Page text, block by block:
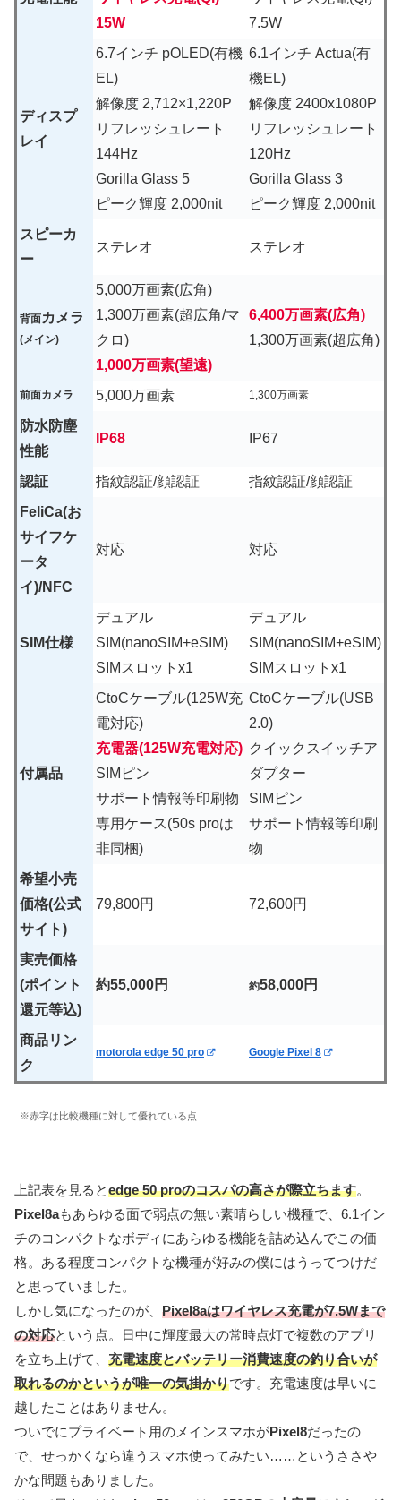
15W
7.5W
ディスプ
レイ
6.7インチ pOLED(有機
EL)
解像度 2,712×1,220P
リフレッシュレート
144Hz
Gorilla Glass 5
ピーク輝度 2,000nit
6.1インチ Actua(有
機EL)
解像度 2400x1080P
リフレッシュレート
120Hz
Gorilla Glass 3
ピーク輝度 2,000nit
スピーカ
ー
ステレオ ステレオ
背面カメラ
(メイン)
5,000万画素(広角)
1,300万画素(超広角/マ
クロ)
1,000万画素(望遠)
6,400万画素(広角)
1,300万画素(超広角)
前面カメラ 5,000万画素 1,300万画素
防水防塵
性能
IP68 IP67
認証 指紋認証/顔認証
指紋認証/顔認証
FeliCa(お
サイフケ
ータ
イ)/NFC
対応 対応
SIM仕様
デュアル
SIM(nanoSIM+eSIM)
SIMスロットx1
デュアル
SIM(nanoSIM+eSIM)
SIMスロットx1
付属品
CtoCケーブル(125W充
電対応)
充電器(125W充電対応)
SIMピン
サポート情報等印刷物
専用ケース(50s proは
非同梱)
CtoCケーブル(USB
2.0)
クイックスイッチア
ダプター
SIMピン
サポート情報等印刷
物
希望小売
価格(公式
サイト)
79,800円 72,600円
実売価格
(ポイント
還元等込)
約55,000円 約58,000円
商品リン
ク
motorola edge 50 pro Google Pixel 8
※赤字は比較機種に対して優れている点
上記表を見るとedge 50 proのコスパの高さが際立ちます。
Pixel8aもあらゆる面で弱点の無い素晴らしい機種で、6.1イン
チのコンパクトなボディにあらゆる機能を詰め込んでこの価
格。ある程度コンパクトな機種が好みの僕にはうってつけだ
と思っていました。
しかし気になったのが、 Pixel8aはワイヤレス充電が7.5Wまで
の対応という点。日中に輝度最大の常時点灯で複数のアプリ
を立ち上げて、 充電速度とバッテリー消費速度の釣り合いが
取れるのかというが唯一の気掛かりです。充電速度は早いに
越したことはありません。
ついでにプライベート用のメインスマホがPixel8だったの
で、せっかくなら違うスマホ使ってみたい……というささや
かな問題もありました。